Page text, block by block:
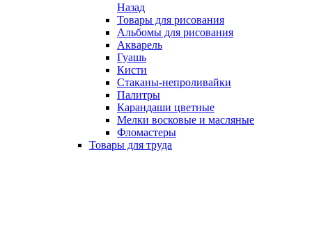
Назад
Товары для рисования
Альбомы для рисования
Акварель
Гуашь
Кисти
Стаканы-непроливайки
Палитры
Карандаши цветные
Мелки восковые и масляные
Фломастеры
Товары для труда